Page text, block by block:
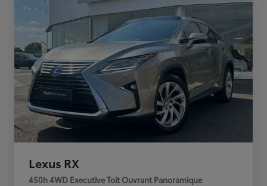
Lexus RX
450h 4WD Executive Toit Ouvrant Panoramique